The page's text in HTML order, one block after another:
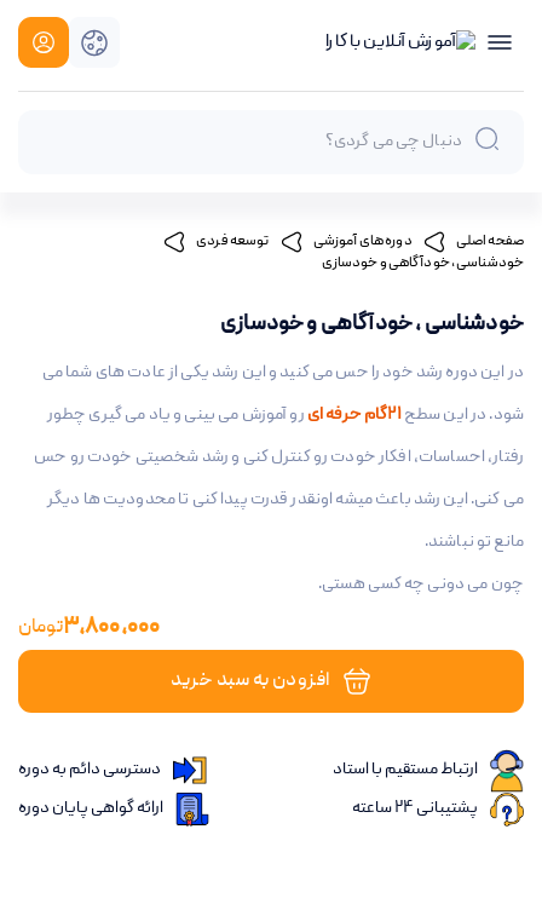
صفحه اصلی دوره های آموزشی
توسعه فردی
خودشناسی ، خودآگاهی و خودسازی
خودشناسی ، خودآگاهی و خودسازی
در این دوره رشد خود را حس می کنید و این رشد یکی از عادت های شما می
شود. در این سطح21گام حرفه ای
رو آموزش می بینی و یاد می گیری چطور
رفتار، احساسات، افکار خودت رو کنترل کنی و رشد شخصیتی خودت رو حس
می کنی. این رشد باعث میشه اونقدر قدرت پیدا کنی تا محدودیت ها دیگر
مانع تو نباشند.
چون می دونی چه کسی هستی.
3,800,000تومان
افزودن به سبد خرید
ارتباط مستقیم با استاد
دسترسی دائم به دوره
پشتیبانی 24 ساعته
ارائه گواهی پایان دوره